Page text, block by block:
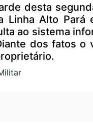
desta
Linha Alto
ao sistema
dos fatos